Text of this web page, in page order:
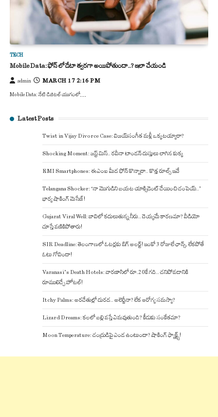
TECH
Mobile Data: ఫోన్ లో డేటా త్వరగా అయిపోతుందా..? ఇలా చేయండి
admin MARCH 17 2:16 PM
Mobile Data: నేటి డిజిటల్ యుగంలో…
Latest Posts
Twist in Vijay Divorce Case: విజయ్-సంగీత మళ్లీ ఒక్కటయ్యారా?
Shocking Moment: జస్ట్ మిస్.. రవీనా టాండన్ దుస్తులు లాగిన కుక్క
EMI Smartphones: ఈఎంఐ మీద ఫోన్ కొన్నారా.. కొత్త రూల్స్ ఇవే
Telangana Shocker: ‘నా మొగుడిని బయట యాక్సిడెంట్ చేయించి చంపెయ్..’
భార్య షాకింగ్ మెసేజ్!
Gujarat Viral Well: బావిలో కదులుతున్న నీరు.. దెయ్యమే కారణమా? వీడియో
చూస్తే వణికిపోతారు!
SIR Deadline: తెలంగాణలో ఓటర్లకు బిగ్ అలర్ట్! ఇంకో 3 రోజులే ఛాన్స్, లేకపోతే
ఓటు గోవిందా!
Varanasi’s Death Hotels: వారణాసిలో రూ.20కే గది.. చనిపోవడానికి
రూములిచ్చే హోటల్!
Itchy Palms: అరచేతుల్లో దురద.. అలెర్జీనా? లేక ఆరోగ్య సమస్యా?
Lizard Dreams: కలలో బల్లి వస్తే ఏమవుతుంది? కీడుకు సంకేతమా?
Moon Temperature: చంద్రుడిపై ఎండ ఉంటుందా? షాకింగ్ ఫ్యాక్ట్స్!